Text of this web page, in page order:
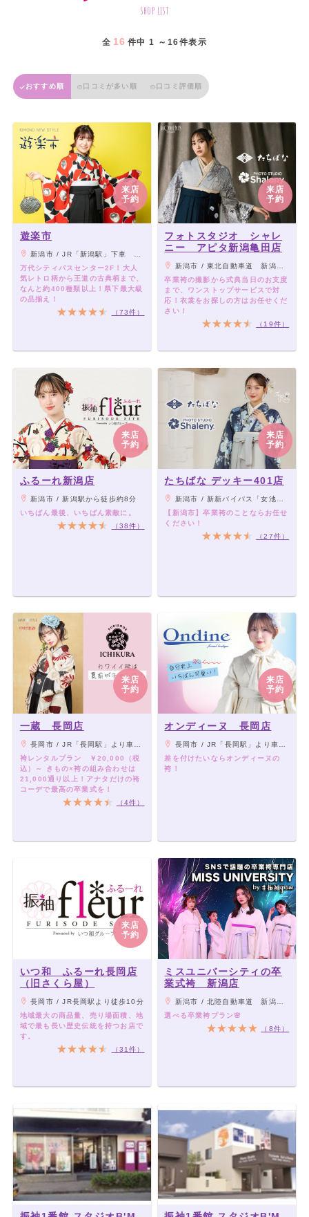
shop list
全 16 件中 1 ～16件表示
おすすめ順 口コミが多い順 口コミ評価順
来店
予約
遊楽市
新潟市 / JR「新潟駅」下車 万代口より徒歩約10分 万代バスシティセンター2F
万代シティバスセンター2F！大人
気レトロ柄から王道の古典柄まで、
なんと約400種類以上！県下最大級
の品揃え！
（73件）
来店
予約
フォトスタジオ シャレ
ニー アピタ新潟亀田店
新潟市 / 東北自動車道 新潟亀田ICから車で2分／亀田駅から車で7分
卒業袴の撮影から式典当日のお支度
まで、ワンストップサービスで対
応！衣裳をお探しの方はお任せくだ
さい！
（19件）
来店
予約
ふるーれ新潟店
新潟市 / 新潟駅から徒歩約8分
いちばん最後、いちばん素敵に。
（38件）
来店
予約
たちばな デッキー401店
新潟市 / 新新バイパス「女池インターチェンジ」から車で3分。
【新潟市】卒業袴のことならお任せ
ください！
（27件）
来店
予約
一蔵 長岡店
長岡市 / JR「長岡駅」より車で10分（長岡ICより車で10分）
袴レンタルプラン ￥20,000（税
込）～ きもの×袴の組み合わせは
21,000通り以上！アナタだけの袴
コーデで最高の卒業式を！
（4件）
来店
予約
オンディーヌ 長岡店
長岡市 / JR「長岡駅」より車で10分（長岡ICより車で10分）
差を付けたいならオンディーヌの
袴！
来店
予約
いつ和 ふるーれ長岡店
（旧さくら屋）
長岡市 / JR長岡駅より徒歩10分
地域最大の商品量、売り場面積、地
域で最も長い歴史伝統を持つお店で
す。
（31件）
ミスユニバーシティの卒
業式袴 新潟店
新潟市 / 北陸自動車道 新潟中央ICより車で約10分 / 新潟バイパス女池ICより車で約5分
選べる卒業袴プラン🌸
（8件）